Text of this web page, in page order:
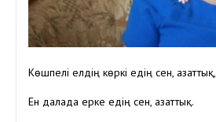
Көшпелі елдің көркі едің сен, азаттық,
Ен далада ерке едің сен, азаттық.